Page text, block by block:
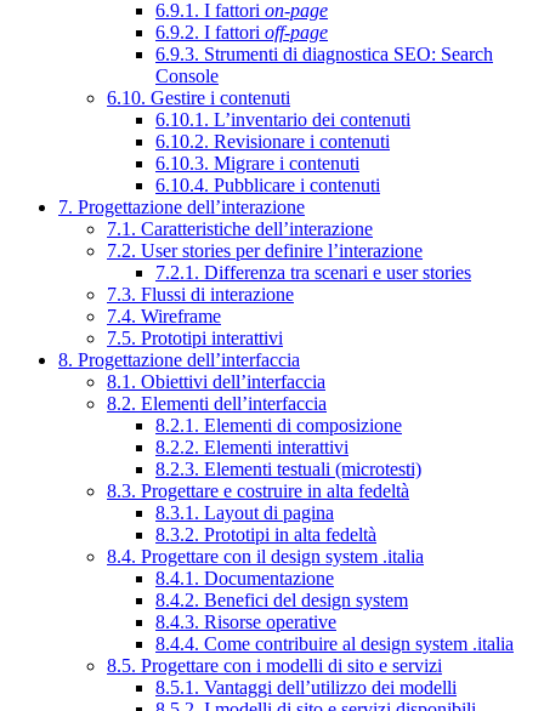
6.9.1. I fattori on-page
6.9.2. I fattori off-page
6.9.3. Strumenti di diagnostica SEO: Search
Console
6.10. Gestire i contenuti
6.10.1. L’inventario dei contenuti
6.10.2. Revisionare i contenuti
6.10.3. Migrare i contenuti
6.10.4. Pubblicare i contenuti
7. Progettazione dell’interazione
7.1. Caratteristiche dell’interazione
7.2. User stories per definire l’interazione
7.2.1. Differenza tra scenari e user stories
7.3. Flussi di interazione
7.4. Wireframe
7.5. Prototipi interattivi
8. Progettazione dell’interfaccia
8.1. Obiettivi dell’interfaccia
8.2. Elementi dell’interfaccia
8.2.1. Elementi di composizione
8.2.2. Elementi interattivi
8.2.3. Elementi testuali (microtesti)
8.3. Progettare e costruire in alta fedeltà
8.3.1. Layout di pagina
8.3.2. Prototipi in alta fedeltà
8.4. Progettare con il design system .italia
8.4.1. Documentazione
8.4.2. Benefici del design system
8.4.3. Risorse operative
8.4.4. Come contribuire al design system .italia
8.5. Progettare con i modelli di sito e servizi
8.5.1. Vantaggi dell’utilizzo dei modelli